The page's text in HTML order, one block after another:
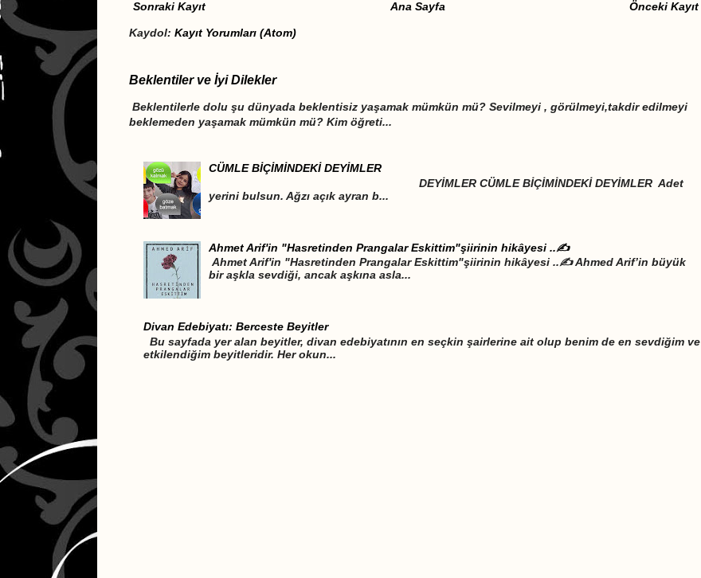
Sonraki Kayıt Önceki Kayıt
Ana Sayfa
Kaydol: Kayıt Yorumları (Atom)
Beklentiler ve İyi Dilekler
Beklentilerle dolu şu dünyada beklentisiz yaşamak mümkün mü? Sevilmeyi , görülmeyi,takdir edilmeyi
beklemeden yaşamak mümkün mü? Kim öğreti...
CÜMLE BİÇİMİNDEKİ DEYİMLER
DEYİMLER CÜMLE BİÇİMİNDEKİ DEYİMLER Adet
yerini bulsun. Ağzı açık ayran b...
Ahmet Arif'in "Hasretinden Prangalar Eskittim"şiirinin hikâyesi ..✍️
Ahmet Arif'in "Hasretinden Prangalar Eskittim"şiirinin hikâyesi ..✍️ Ahmed Arif’in büyük
bir aşkla sevdiği, ancak aşkına asla...
Divan Edebiyatı: Berceste Beyitler
Bu sayfada yer alan beyitler, divan edebiyatının en seçkin şairlerine ait olup benim de en sevdiğim ve
etkilendiğim beyitleridir. Her okun...